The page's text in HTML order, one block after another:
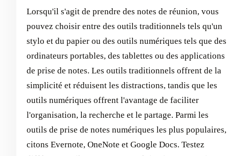
Lorsqu'il s'agit de prendre des notes de réunion, vous
pouvez choisir entre des outils traditionnels tels qu'un
stylo et du papier ou des outils numériques tels que des
ordinateurs portables, des tablettes ou des applications
de prise de notes. Les outils traditionnels offrent de la
simplicité et réduisent les distractions, tandis que les
outils numériques offrent l'avantage de faciliter
l'organisation, la recherche et le partage. Parmi les
outils de prise de notes numériques les plus populaires,
citons Evernote, OneNote et Google Docs. Testez